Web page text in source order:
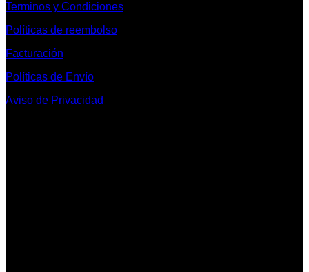
Terminos y Condiciones
Políticas de reembolso
Facturación
Políticas de Envío
Aviso de Privacidad